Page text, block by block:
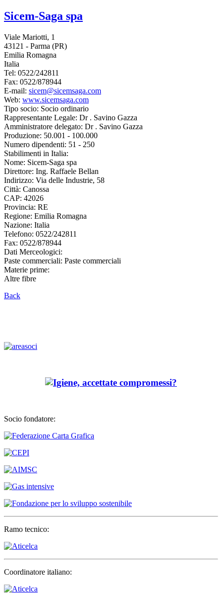
Sicem-Saga spa
Viale Mariotti, 1
43121 - Parma (PR)
Emilia Romagna
Italia
Tel: 0522/242811
Fax: 0522/878944
E-mail: sicem@sicemsaga.com
Web: www.sicemsaga.com
Tipo socio: Socio ordinario
Rappresentante Legale: Dr . Savino Gazza
Amministratore delegato: Dr . Savino Gazza
Produzione: 50.001 - 100.000
Numero dipendenti: 51 - 250
Stabilimenti in Italia:
Nome: Sicem-Saga spa
Direttore: Ing. Raffaele Bellan
Indirizzo: Via delle Industrie, 58
Città: Canossa
CAP: 42026
Provincia: RE
Regione: Emilia Romagna
Nazione: Italia
Telefono: 0522/242811
Fax: 0522/878944
Dati Merceologici:
Paste commerciali: Paste commerciali
Materie prime:
Altre fibre
Back
Socio fondatore:
Ramo tecnico:
Coordinatore italiano: